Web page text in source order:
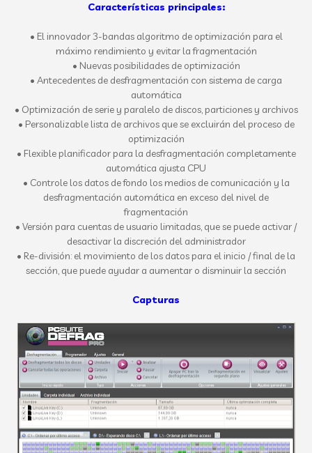
Características principales:
• El innovador 3-bandas algoritmo de optimización para el
máximo rendimiento y evitar la fragmentación
• Nuevas posibilidades de optimización
• Antecedentes de desfragmentación con sistema de carga
automática
• Optimización de serie y paralelo de discos, particiones y archivos
• Personalizable lista de archivos que se excluirán del proceso de
optimización
• Flexible planificador para la desfragmentación completamente
automática ajusta CPU
• Controle los datos de fondo los medios de comunicación y la
desfragmentación automática en exceso del nivel de
fragmentación
• Versión para cuentas de usuario limitadas, que se puede activar /
desactivar la discreción del administrador
• Re-división: el movimiento de los datos para el inicio / final de la
sección, que puede ayudar a aumentar o disminuir la sección
Capturas